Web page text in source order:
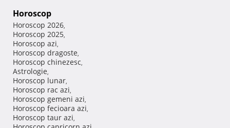
Horoscop
Horoscop 2026,
Horoscop 2025,
Horoscop azi,
Horoscop dragoste,
Horoscop chinezesc,
Astrologie,
Horoscop lunar,
Horoscop rac azi,
Horoscop gemeni azi,
Horoscop fecioara azi,
Horoscop taur azi,